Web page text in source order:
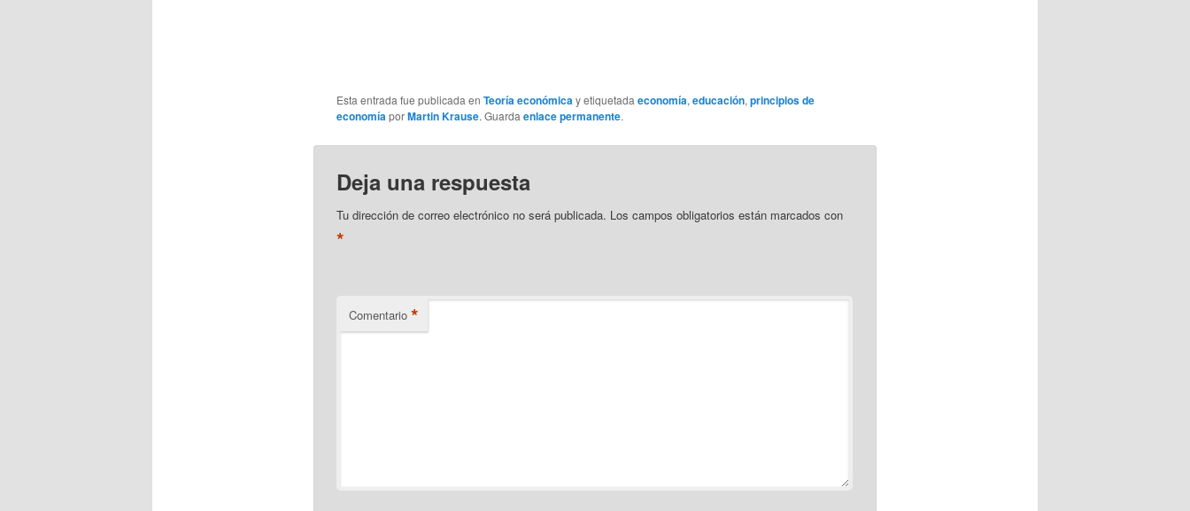
Esta entrada fue publicada en Teoría económicay etiquetada economía, educación, principios de
economíaporMartin Krause. Guarda enlace permanente.
Deja una respuesta
Tu dirección de correo electrónico no será publicada. Los campos obligatorios están marcados con
*
Comentario *